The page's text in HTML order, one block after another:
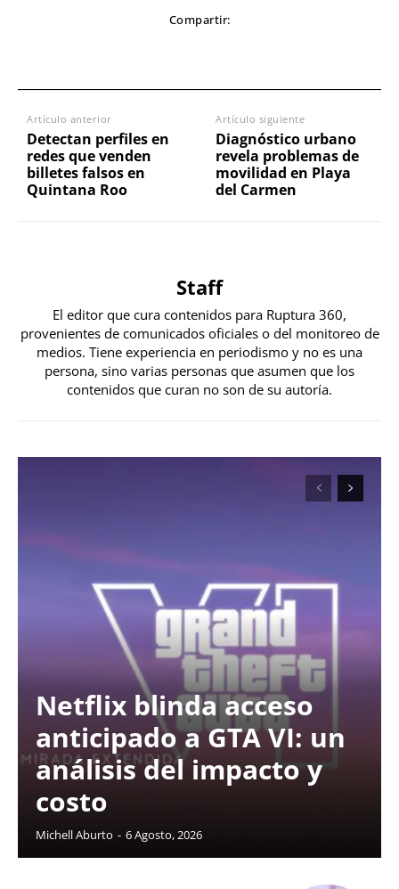
Compartir:
Artículo anterior
Detectan perfiles en
redes que venden
billetes falsos en
Quintana Roo
Artículo siguiente
Diagnóstico urbano
revela problemas de
movilidad en Playa
del Carmen
Staff
El editor que cura contenidos para Ruptura 360,
provenientes de comunicados oficiales o del monitoreo de
medios. Tiene experiencia en periodismo y no es una
persona, sino varias personas que asumen que los
contenidos que curan no son de su autoría.
Netflix blinda acceso
anticipado a GTA VI: un
análisis del impacto y
costo
Michell Aburto - 6 Agosto, 2026